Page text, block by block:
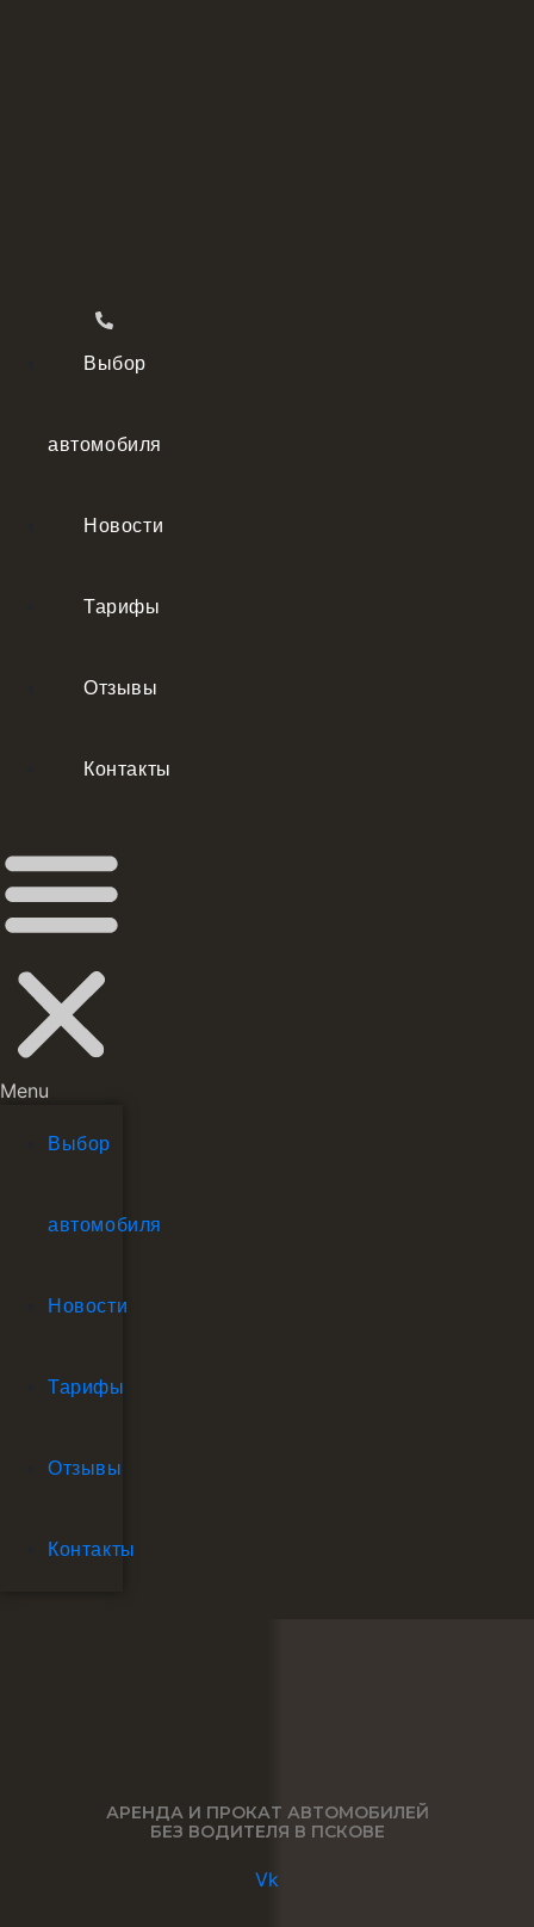
Выбор
автомобиля
Новости
Тарифы
Отзывы
Контакты
Menu
Выбор
автомобиля
Новости
Тарифы
Отзывы
Контакты
АРЕНДА И ПРОКАТ АВТОМОБИЛЕЙ
БЕЗ ВОДИТЕЛЯ В ПСКОВЕ
Vk